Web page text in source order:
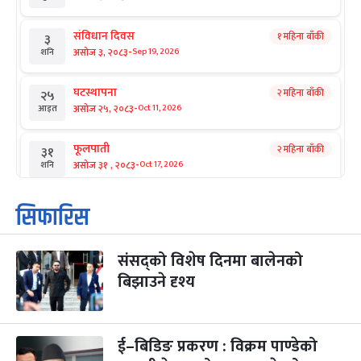
३
शनि
संविधान दिवस
असोज ३, २०८३-Sep 19, 2026
१ महिना बाँकी
२५
आइत
घटस्थापना
असोज २५, २०८३-Oct 11, 2026
२ महिना बाँकी
३१
शनि
फूलपाती
असोज ३१ , २०८३-Oct 17, 2026
२ महिना बाँकी
१
आइत
कार्तिक सङ्क्रान्ति
कार्तिक १, २०८३
३
मंगल
महानवमी
कार्तिक ३, २०८३-Oct 20, 2026
२ महिना बाँकी
४
बुध कार्तिक ४, २०८३ -Oct 21, 2026
सिफारिस
संसद्को विशेष दिनमा बालेनको
बिझाउने दृश्य
ई–बिडिङ प्रकरण : विक्रम पाण्डेको